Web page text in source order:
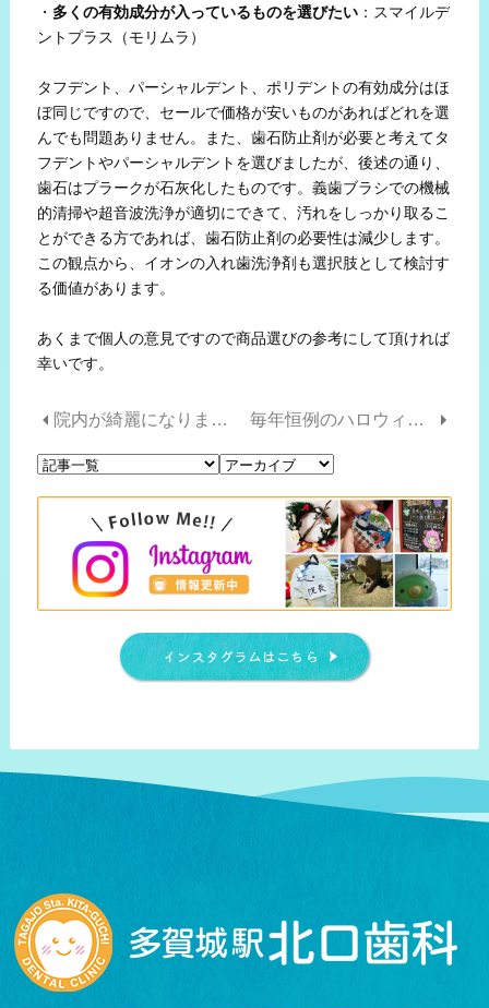
・ 多くの有効成分が入っているものを選びたい：スマイルデ
ントプラス（モリムラ）
タフデント、パーシャルデント、ポリデントの有効成分はほ
ぼ同じですので、セールで価格が安いものがあればどれを選
んでも問題ありません。また、歯石防止剤が必要と考えてタ
フデントやパーシャルデントを選びましたが、後述の通り、
歯石はプラークが石灰化したものです。義歯ブラシでの機械
的清掃や超音波洗浄が適切にできて、汚れをしっかり取るこ
とができる方であれば、歯石防止剤の必要性は減少します。
この観点から、イオンの入れ歯洗浄剤も選択肢として検討す
る価値があります。
あくまで個人の意見ですので商品選びの参考にして頂ければ
幸いです。
院内が綺麗になりました！ 毎年恒例のハロウィン企画を今年も開催します！
インスタグラムはこちら